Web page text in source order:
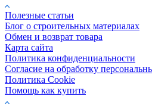
Полезные статьи
Блог о строительных материалах
Обмен и возврат товара
Карта сайта
Политика конфиденциальности
Согласие на обработку
Политика Cookie
Помощь как купить